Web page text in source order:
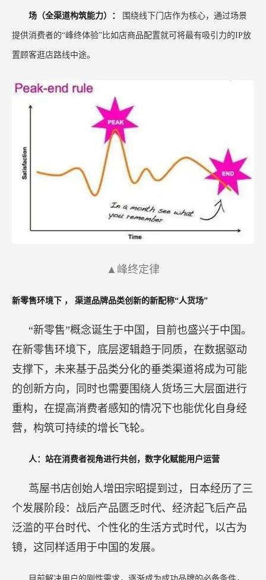
场（全渠道构筑能力）： 围绕线下门店作为核心，通过场景
提供消费者的“峰终体验”比如店商品配置就可将最有吸引力的IP放
置顾客逛店路线中途。
▲峰终定律
新零售环境下 ， 渠道品牌品类创新的新配称“人货场”
“新零售”概念诞生于中国，目前也盛兴于中国。
在新零售环境下，底层逻辑趋于同质，在数据驱动
支撑下，未来基于品类分化的垂类渠道将成为可能
的创新方向，同时也需要围绕人货场三大层面进行
重构，在提高消费者感知的情况下也能优化自身经
营，构筑可持续的增长飞轮。
人：站在消费者视角进行共创，数字化赋能用户运营
茑屋书店创始人增田宗昭提到过，日本经历了三
个发展阶段：战后产品匮乏时代、经济起飞后产品
泛滥的平台时代、个性化的生活方式时代，以古为
镜，这同样适用于中国的发展。